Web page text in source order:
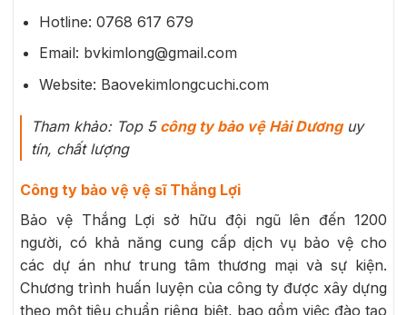
Hotline: 0768 617 679
Email: bvkimlong@gmail.com
Website: Baovekimlongcuchi.com
Tham khảo: Top 5 công ty bảo vệ Hải Dươnguy
tín, chất lượng
Công ty bảo vệ vệ sĩ Thắng Lợi
Bảo vệ Thắng Lợi sở hữu đội ngũ lên đến 1200
người, có khả năng cung cấp dịch vụ bảo vệ cho
các dự án như trung tâm thương mại và sự kiện.
Chương trình huấn luyện của công ty được xây dựng
theo một tiêu chuẩn riêng biệt, bao gồm việc đào tạo